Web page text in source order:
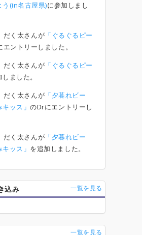
う(in名古屋県)に参加しまし
だく太さんが 「ぐるぐるピー
エントリーしました。
だく太さんが 「ぐるぐるピー
ました。
だく太さんが 「夕暮れビー
キッス」のDrにエントリーし
だく太さんが 「夕暮れビー
ッス」 を追加しました。
込み 一覧を見る
一覧を見る